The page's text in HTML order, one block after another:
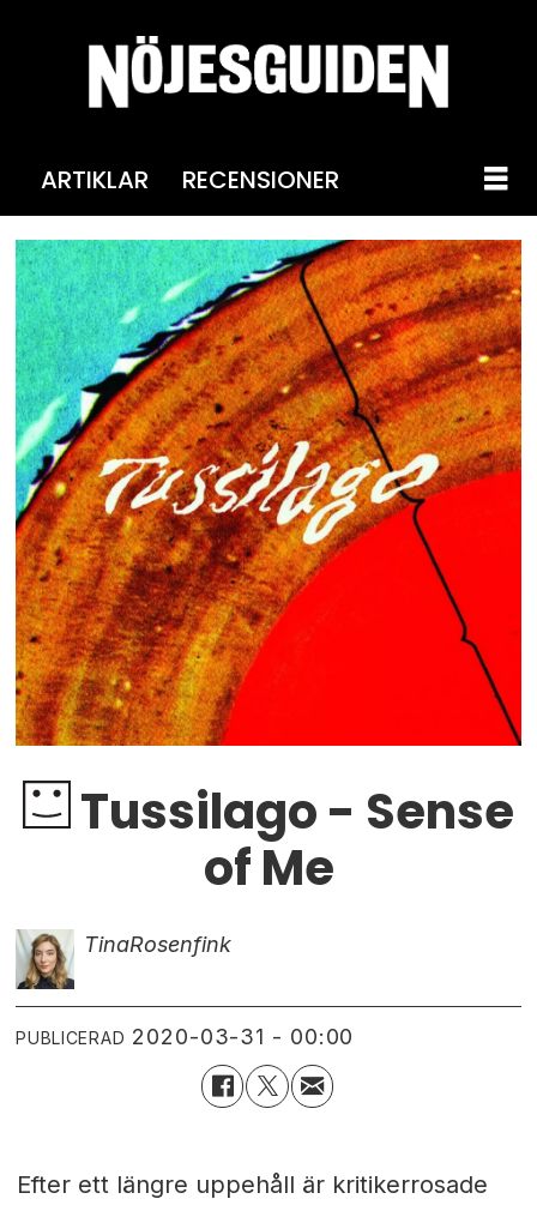
ARTIKLAR RECENSIONER
Tussilago - Sense
of Me
TinaRosenfink
PUBLICERAD 2020-03-31 - 00:00
Efter ett längre uppehåll är kritikerrosade